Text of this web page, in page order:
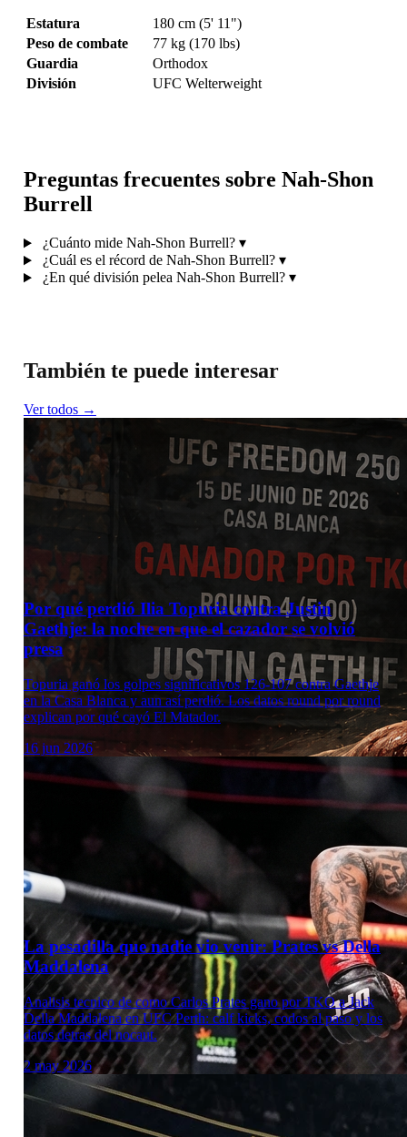
Estatura
180 cm (5' 11")
Peso de combate
77 kg (170 lbs)
Guardia
Orthodox
División
UFC Welterweight
Preguntas frecuentes sobre Nah-Shon
Burrell
¿Cuánto mide Nah-Shon Burrell? ▾
¿Cuál es el récord de Nah-Shon Burrell? ▾
¿En qué división pelea Nah-Shon Burrell? ▾
También te puede interesar
Ver todos →
Por qué perdió Ilia Topuria contra Justin
Gaethje: la noche en que el cazador se volvió
presa
Topuria ganó los golpes significativos 126-107 contra Gaethje
en la Casa Blanca y aun así perdió. Los datos round por round
explican por qué cayó El Matador.
16 jun 2026
La pesadilla que nadie vio venir: Prates vs Della
Maddalena
Analisis tecnico de como Carlos Prates gano por TKO a Jack
Della Maddalena en UFC Perth: calf kicks, codos al paso y los
datos detras del nocaut.
2 may 2026